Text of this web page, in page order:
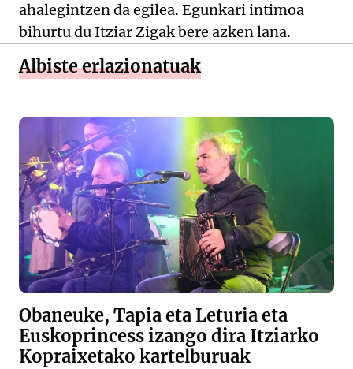
ahalegintzen da egilea. Egunkari intimoa
bihurtu du Itziar Zigak bere azken lana.
Albiste erlazionatuak
Obaneuke, Tapia eta Leturia eta
Euskoprincess izango dira Itziarko
Kopraixetako kartelburuak